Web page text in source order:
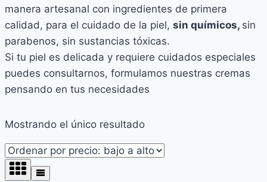
manera artesanal con ingredientes de primera
calidad, para el cuidado de la piel, sin químicos, sin
parabenos, sin sustancias tóxicas.
Si tu piel es delicada y requiere cuidados especiales
puedes consultarnos, formulamos nuestras cremas
pensando en tus necesidades
Mostrando el único resultado